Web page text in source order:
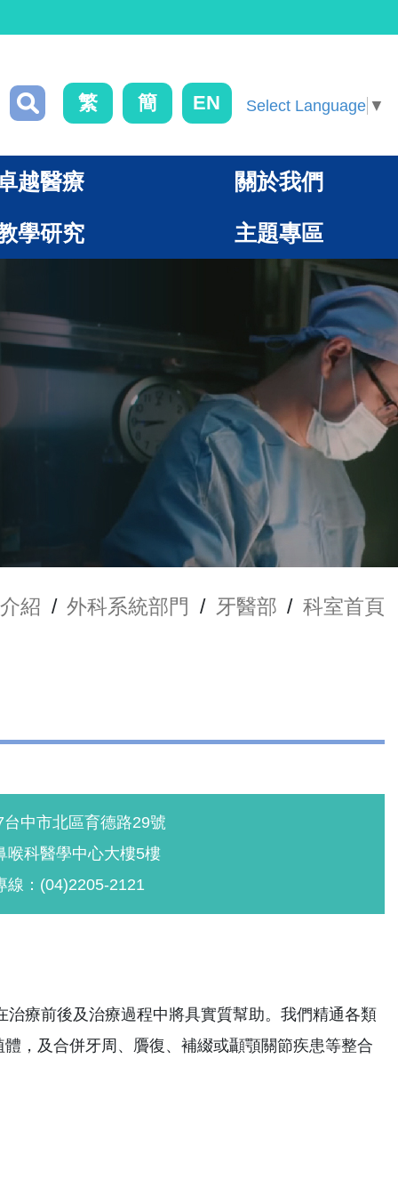
繁 簡 EN Select Language ▼
越醫療 關於我們
學研究 主題專區
紹 / 外科系統部門 / 牙醫部 / 科室首頁
台中市北區育德路29號
喉科醫學中心大樓5樓
線：(04)2205-2121
治療前後及治療過程中將具實質幫助。我們精通各類
，及合併牙周、贗復、補綴或顳顎關節疾患等整合